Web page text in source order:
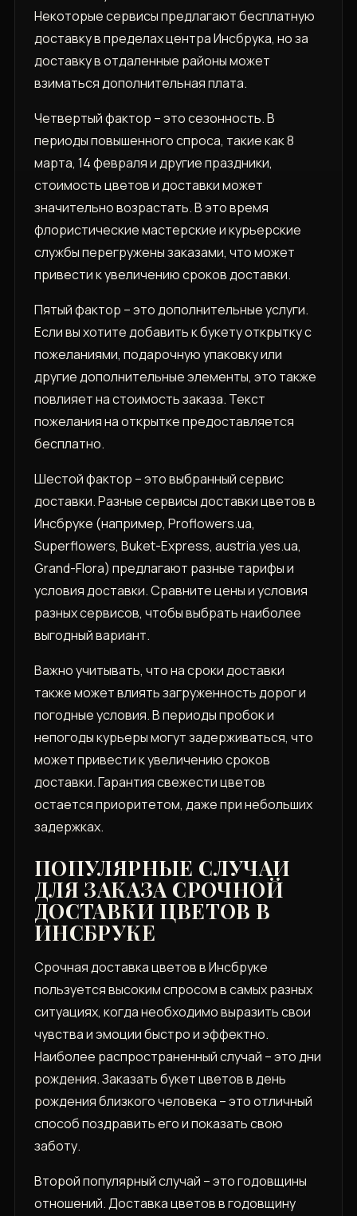
Некоторые сервисы предлагают бесплатную
доставку в пределах центра Инсбрука, но за
доставку в отдаленные районы может
взиматься дополнительная плата.
Четвертый фактор – это сезонность. В
периоды повышенного спроса, такие как 8
марта, 14 февраля и другие праздники,
стоимость цветов и доставки может
значительно возрастать. В это время
флористические мастерские и курьерские
службы перегружены заказами, что может
привести к увеличению сроков доставки.
Пятый фактор – это дополнительные услуги.
Если вы хотите добавить к букету открытку с
пожеланиями, подарочную упаковку или
другие дополнительные элементы, это также
повлияет на стоимость заказа. Текст
пожелания на открытке предоставляется
бесплатно.
Шестой фактор – это выбранный сервис
доставки. Разные сервисы доставки цветов в
Инсбруке (например, Proflowers.ua,
Superflowers, Buket-Express, austria.yes.ua,
Grand-Flora) предлагают разные тарифы и
условия доставки. Сравните цены и условия
разных сервисов, чтобы выбрать наиболее
выгодный вариант.
Важно учитывать, что на сроки доставки
также может влиять загруженность дорог и
погодные условия. В периоды пробок и
непогоды курьеры могут задерживаться, что
может привести к увеличению сроков
доставки. Гарантия свежести цветов
остается приоритетом, даже при небольших
задержках.
ПОПУЛЯРНЫЕ СЛУЧАИ
ДЛЯ ЗАКАЗА СРОЧНОЙ
ДОСТАВКИ ЦВЕТОВ В
ИНСБРУКЕ
Срочная доставка цветов в Инсбруке
пользуется высоким спросом в самых разных
ситуациях, когда необходимо выразить свои
чувства и эмоции быстро и эффектно.
Наиболее распространенный случай – это дни
рождения. Заказать букет цветов в день
рождения близкого человека – это отличный
способ поздравить его и показать свою
заботу.
Второй популярный случай – это годовщины
отношений. Доставка цветов в годовщину